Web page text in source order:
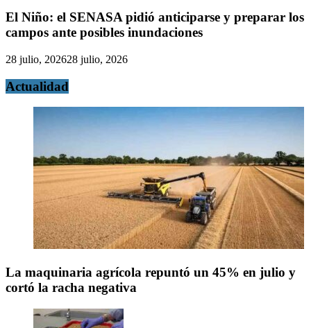
El Niño: el SENASA pidió anticiparse y preparar los
campos ante posibles inundaciones
28 julio, 202628 julio, 2026
Actualidad
La maquinaria agrícola repuntó un 45% en julio y
cortó la racha negativa